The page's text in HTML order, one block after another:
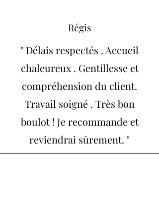
Régis
" Délais respectés . Accueil
chaleureux . Gentillesse et
compréhension du client.
Travail soigné . Très bon
boulot ! Je recommande et
reviendrai sûrement. "